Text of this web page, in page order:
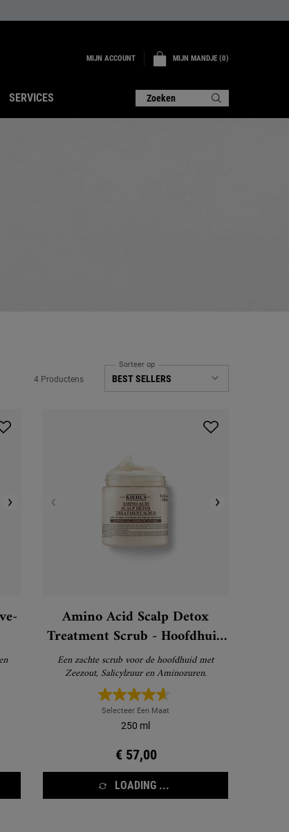
MIJN ACCOUNT MIJN MANDJE 0
0 PRODUCT
SERVICES Zoeken
4 Productens
Sorteer op
Amino Acid Scalp Detox
Treatment Scrub - Hoofdhuid
scrub
Een zachte scrub voor de hoofdhuid met
Zeezout, Salicylzuur en Aminozuren.
Selecteer Een Maat
250 ml
€ 57,00
LOADING ...